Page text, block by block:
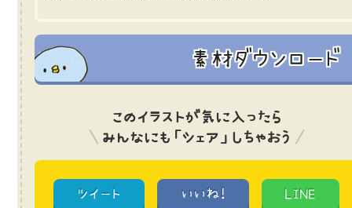
素材ダウンロード
このイラストが気に入ったら
みんなにも「シェア」しちゃおう
ツイート いいね! LINE